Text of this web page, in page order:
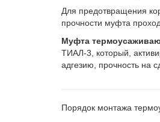
Для предотвращения
прочности муфта
Муфта
ТИАЛ-3, который,
адгезию, прочность на
Порядок монтажа